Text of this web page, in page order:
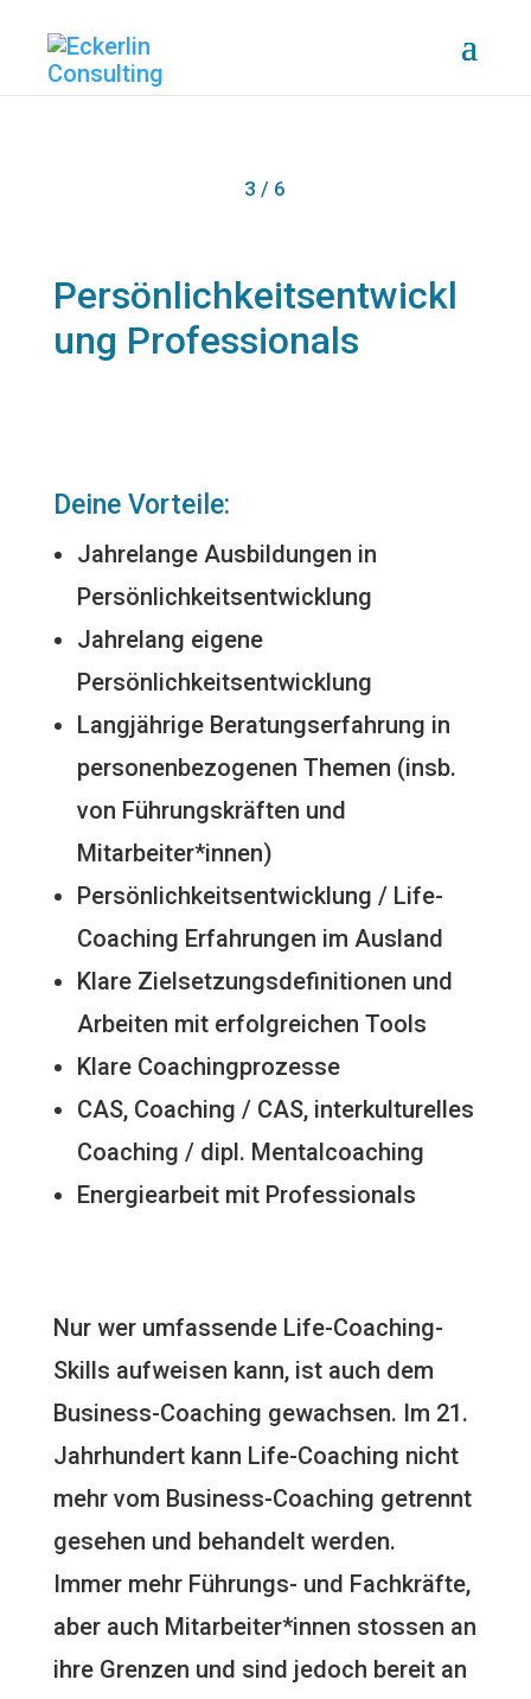
3 / 6
Persönlichkeitsentwickl
ung Professionals
Deine Vorteile:
Jahrelange Ausbildungen in
Persönlichkeitsentwicklung
Jahrelang eigene
Persönlichkeitsentwicklung
Langjährige Beratungserfahrung in
personenbezogenen Themen (insb.
von Führungskräften und
Mitarbeiter*innen)
Persönlichkeitsentwicklung / Life-
Coaching Erfahrungen im Ausland
Klare Zielsetzungsdefinitionen und
Arbeiten mit erfolgreichen Tools
Klare Coachingprozesse
CAS, Coaching / CAS, interkulturelles
Coaching / dipl. Mentalcoaching
Energiearbeit mit Professionals
Nur wer umfassende Life-Coaching-
Skills aufweisen kann, ist auch dem
Business-Coaching gewachsen. Im 21.
Jahrhundert kann Life-Coaching nicht
mehr vom Business-Coaching getrennt
gesehen und behandelt werden.
Immer mehr Führungs- und Fachkräfte,
aber auch Mitarbeiter*innen stossen an
ihre Grenzen und sind jedoch bereit an